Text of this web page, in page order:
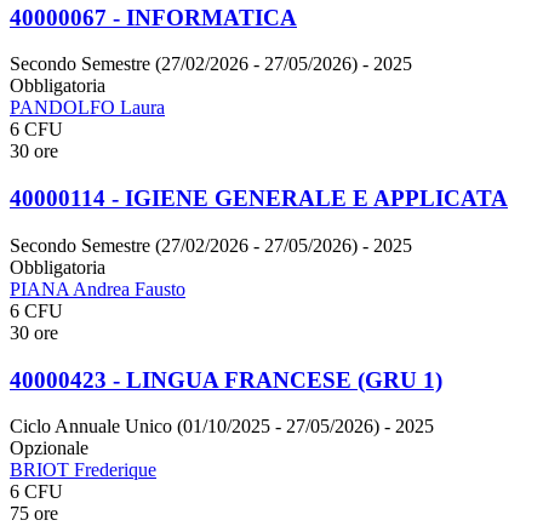
40000067 - INFORMATICA
Secondo Semestre (27/02/2026 - 27/05/2026) - 2025
Obbligatoria
PANDOLFO Laura
6 CFU
30 ore
40000114 - IGIENE GENERALE E APPLICATA
Secondo Semestre (27/02/2026 - 27/05/2026) - 2025
Obbligatoria
PIANA Andrea Fausto
6 CFU
30 ore
40000423 - LINGUA FRANCESE (GRU 1)
Ciclo Annuale Unico (01/10/2025 - 27/05/2026) - 2025
Opzionale
BRIOT Frederique
6 CFU
75 ore